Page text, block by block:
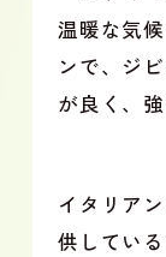
温暖な気
ンで、ジ
が良く、
イタリア
供してい